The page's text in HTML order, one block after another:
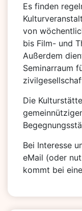
Es finden
von
bis Film- und
Außerdem
Seminarraum
Die
Bei Interesse
eMail (oder
kommt bei